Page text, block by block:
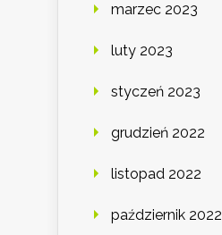
marzec 2023
luty 2023
styczeń 2023
grudzień 2022
listopad 2022
październik 2022